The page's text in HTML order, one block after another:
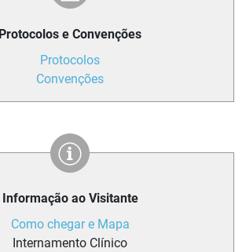
Protocolos e Convenções
Protocolos
Convenções
Informação ao Visitante
Como chegar e Mapa
Internamento Clínico